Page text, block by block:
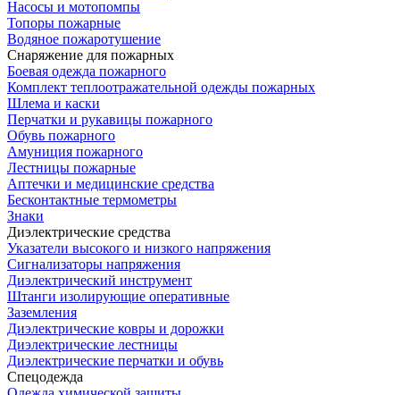
Насосы и мотопомпы
Топоры пожарные
Водяное пожаротушение
Снаряжение для пожарных
Боевая одежда пожарного
Комплект теплоотражательной одежды пожарных
Шлема и каски
Перчатки и рукавицы пожарного
Обувь пожарного
Амуниция пожарного
Лестницы пожарные
Аптечки и медицинские средства
Бесконтактные термометры
Знаки
Диэлектрические средства
Указатели высокого и низкого напряжения
Сигнализаторы напряжения
Диэлектрический инструмент
Штанги изолирующие оперативные
Заземления
Диэлектрические ковры и дорожки
Диэлектрические лестницы
Диэлектрические перчатки и обувь
Спецодежда